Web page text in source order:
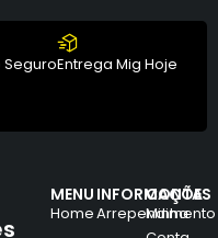
Entrega Mig Hoje
MENU
Home
INFORMAÇÕES
Arrependimento
CONTA
Minha